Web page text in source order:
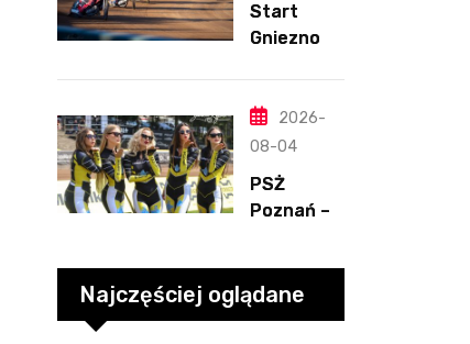
mecz
Blödorna
Start
Gniezno –
2.08.2026
-2
2026-
08-04
PSŻ
Poznań –
Rybnik,
2.08.2026
-3
Najczęściej oglądane